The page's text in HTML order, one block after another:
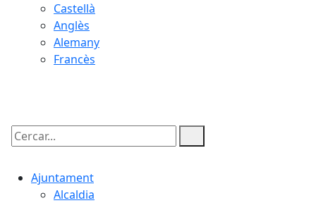
Castellà
Anglès
Alemany
Francès
Cercar:
Ajuntament
Alcaldia